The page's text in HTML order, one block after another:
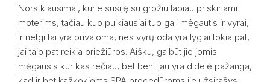
Nors klausimai, kurie susiję su grožiu labiau priskiriami
moterims, tačiau kuo puikiausiai tuo gali mėgautis ir vyrai,
ir netgi tai yra privaloma, nes vyrų oda yra lygiai tokia pat,
jai taip pat reikia priežiūros. Aišku, galbūt jie jomis
mėgausis kur kas rečiau, bet bent jau yra didelė pažanga,